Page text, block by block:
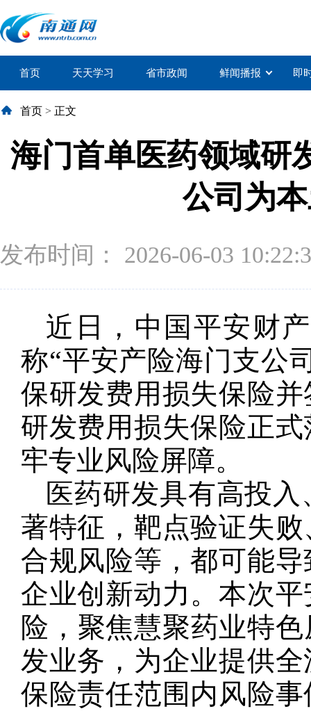
首页 天天学习 省市政闻 鲜闻播报 即
首页 > 正文
海门首单医药领域研
公司为
发布时间： 2026-06-03
近日，中国平安财
称“平安产险海门支公
保研发费用损失保险
研发费用损失保险正
牢专业风险屏障。
医药研发具有高投
著特征，靶点验证失
合规风险等，都可能
企业创新动力。本次
险，聚焦慧聚药业特
发业务，为企业提供
保险责任范围内风险